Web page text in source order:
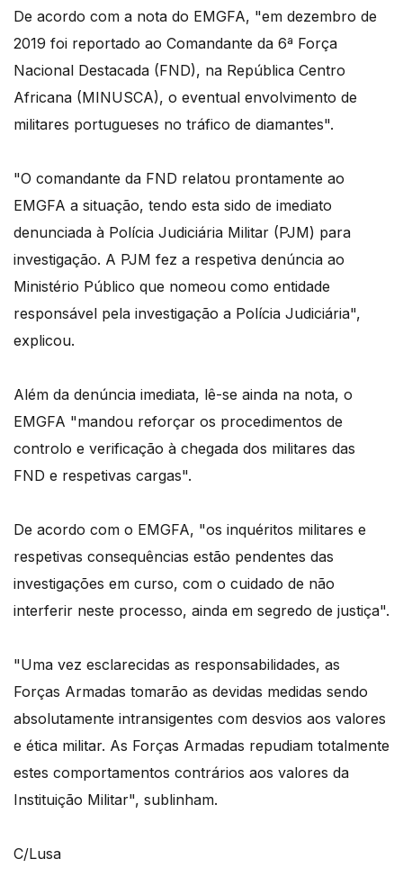
De acordo com a nota do EMGFA, "em dezembro de
2019 foi reportado ao Comandante da 6ª Força
Nacional Destacada (FND), na República Centro
Africana (MINUSCA), o eventual envolvimento de
militares portugueses no tráfico de diamantes".
"O comandante da FND relatou prontamente ao
EMGFA a situação, tendo esta sido de imediato
denunciada à Polícia Judiciária Militar (PJM) para
investigação. A PJM fez a respetiva denúncia ao
Ministério Público que nomeou como entidade
responsável pela investigação a Polícia Judiciária",
explicou.
Além da denúncia imediata, lê-se ainda na nota, o
EMGFA "mandou reforçar os procedimentos de
controlo e verificação à chegada dos militares das
FND e respetivas cargas".
De acordo com o EMGFA, "os inquéritos militares e
respetivas consequências estão pendentes das
investigações em curso, com o cuidado de não
interferir neste processo, ainda em segredo de justiça".
"Uma vez esclarecidas as responsabilidades, as
Forças Armadas tomarão as devidas medidas sendo
absolutamente intransigentes com desvios aos valores
e ética militar. As Forças Armadas repudiam totalmente
estes comportamentos contrários aos valores da
Instituição Militar", sublinham.
C/Lusa